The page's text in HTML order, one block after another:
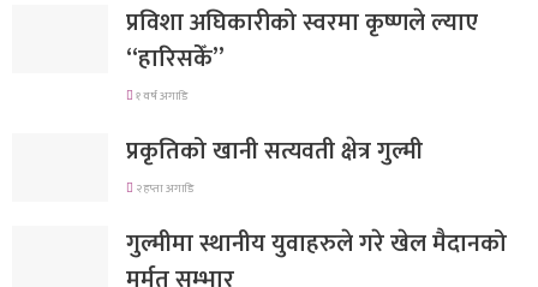
प्रविशा अघिकारीको स्वरमा कृष्णले ल्याए
“हारिसकेँ”
१ वर्ष अगाडि
प्रकृतिको खानी सत्यवती क्षेत्र गुल्मी
२ हप्ता अगाडि
गुल्मीमा स्थानीय युवाहरुले गरे खेल मैदानको